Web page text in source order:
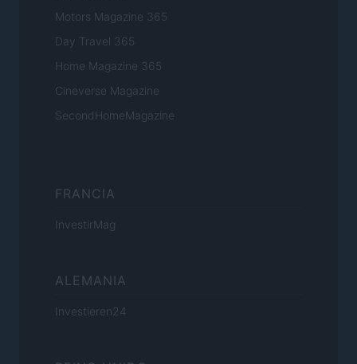
Motors Magazine 365
Day Travel 365
Home Magazine 365
Cineverse Magazine
SecondHomeMagazine
FRANCIA
InvestirMag
ALEMANIA
Investieren24